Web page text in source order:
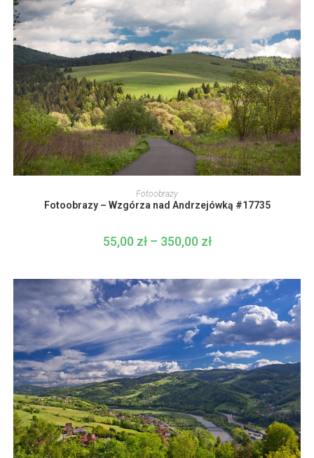
WYBIERZ OPCJE
produkt
ma
wiele
można
wybrać
produktu
Fotoobrazy
Fotoobrazy – Wzgórza nad Andrzejówką #17735
55,00 zł – 350,00 złZakres
cen:
do
350,00 zł